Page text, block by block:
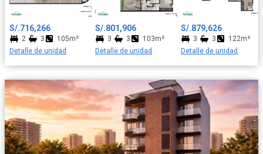
S/.716,266
2 3
105m²
Detalle de unidad
S/.801,906
3 3
103m²
Detalle de unidad
S/.879,626
3 3
122m²
Detalle de unidad